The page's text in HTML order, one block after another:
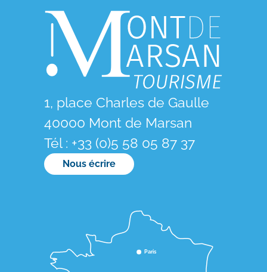
1, place Charles de Gaulle
40000 Mont de Marsan
Tél : +33 (0)5 58 05 87 37
Nous écrire
Paris